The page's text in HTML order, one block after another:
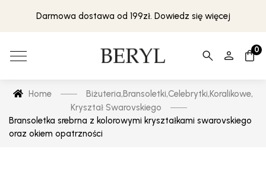
Darmowa dostawa od 199zł. Dowiedz się więcej
0
Home Biżuteria,Bransoletki,Celebrytki,Koralikowe,
Kryształ Swarovskiego
Bransoletka srebrna z kolorowymi kryształkami swarovskiego
oraz okiem opatrzności